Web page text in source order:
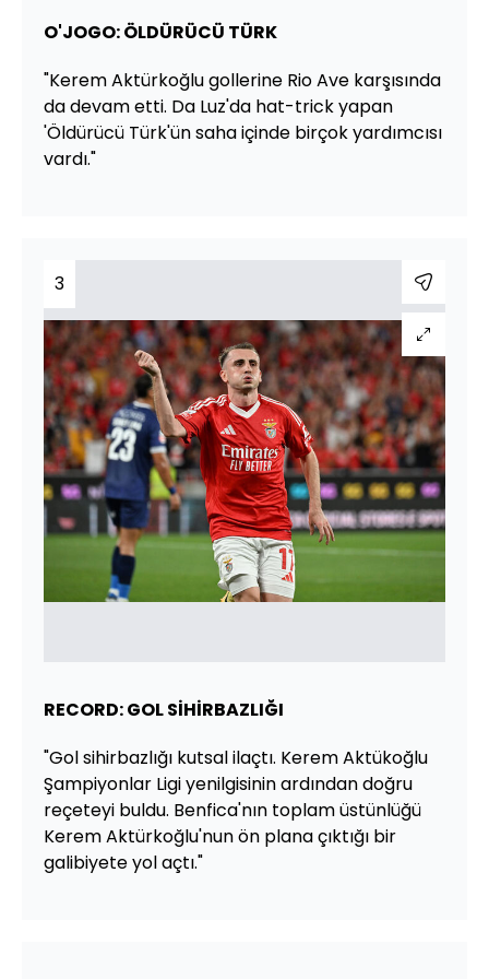
O'JOGO: ÖLDÜRÜCÜ TÜRK
"Kerem Aktürkoğlu gollerine Rio Ave karşısında
da devam etti. Da Luz'da hat-trick yapan
'Öldürücü Türk'ün saha içinde birçok yardımcısı
vardı."
3
RECORD: GOL SİHİRBAZLIĞI
"Gol sihirbazlığı kutsal ilaçtı. Kerem Aktükoğlu
Şampiyonlar Ligi yenilgisinin ardından doğru
reçeteyi buldu. Benfica'nın toplam üstünlüğü
Kerem Aktürkoğlu'nun ön plana çıktığı bir
galibiyete yol açtı."